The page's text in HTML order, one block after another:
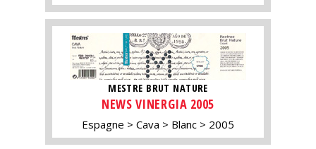
MESTRE BRUT NATURE
NEWS VINERGIA 2005
Espagne Cava Blanc 2005